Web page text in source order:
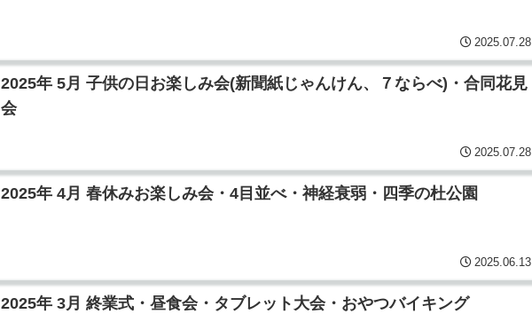
2025.07.28
2025年 5月 子供の日お楽しみ会(新聞紙じゃんけん、７ならべ)・合同花見
会
2025.07.28
2025年 4月 春休みお楽しみ会・4目並べ・神経衰弱・四季の杜公園
2025.06.13
2025年 3月 終業式・昼食会・タブレット大会・おやつバイキング